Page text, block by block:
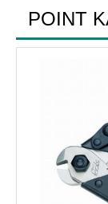
POINT